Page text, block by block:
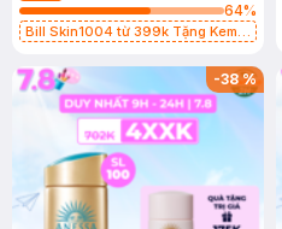
64%
Bill Skin1004 từ 399k Tặng Kem
SPF 50+ 20ml (SL Có Hạn)
-38%